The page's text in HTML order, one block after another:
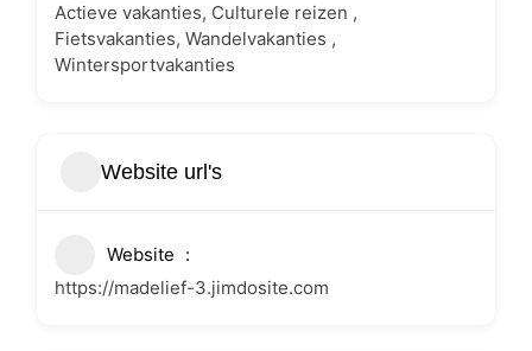
Actieve vakanties, Culturele reizen ,
Fietsvakanties, Wandelvakanties ,
Wintersportvakanties
Website url's
Website
https://madelief-3.jimdosite.com